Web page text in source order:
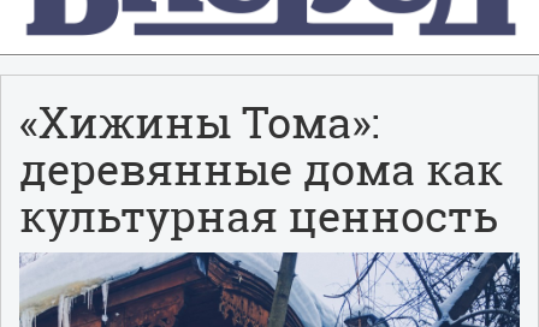
«Хижины Тома»:
деревянные дома как
культурная ценность